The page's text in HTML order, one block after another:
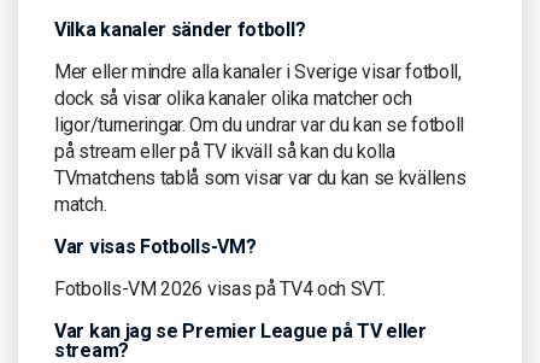
Vilka kanaler sänder fotboll?
Mer eller mindre alla kanaler i Sverige visar fotboll,
dock så visar olika kanaler olika matcher och
ligor/turneringar. Om du undrar var du kan se fotboll
på stream eller på TV ikväll så kan du kolla
TVmatchens tablå som visar var du kan se kvällens
match.
Var visas Fotbolls-VM?
Fotbolls-VM 2026 visas på TV4 och SVT.
Var kan jag se Premier League på TV eller
stream?